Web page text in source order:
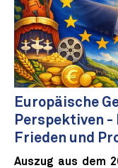
Europäische
Perspektiven
Frieden und
Auszug aus dem